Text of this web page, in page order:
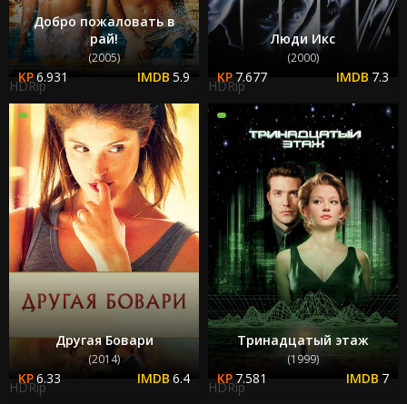
Добро пожаловать в
рай!
(2005)
6.931 5.9
HDRip
Люди Икс
(2000)
7.677 7.3
HDRip
Другая Бовари
(2014)
6.33 6.4
HDRip
Тринадцатый этаж
(1999)
7.581 7
HDRip